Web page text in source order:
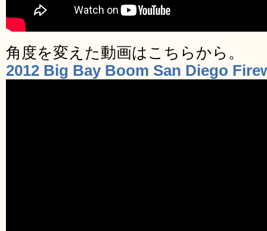
角度を変えた動画はこちらから。
2012 Big Bay Boom San Diego